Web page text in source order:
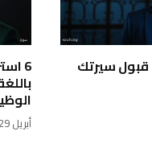
قبول سيرتك 6
أبريل 29, 2025